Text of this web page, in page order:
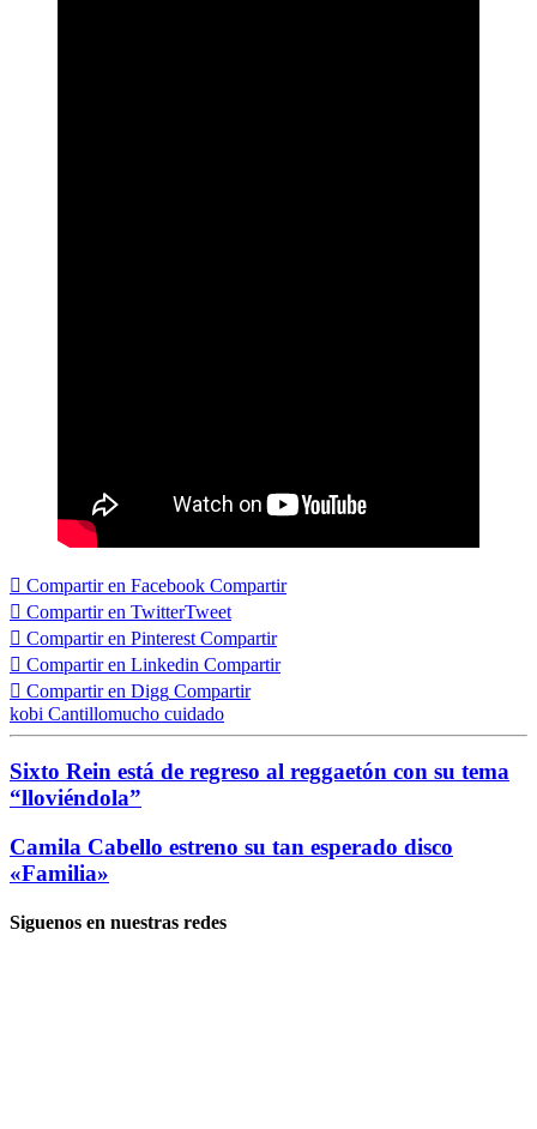
Compartir en Facebook Compartir
Compartir en TwitterTweet
Compartir en Pinterest Compartir
Compartir en Linkedin Compartir
Compartir en Digg Compartir
kobi Cantillomucho cuidado
Sixto Rein está de regreso al reggaetón con su tema
“lloviéndola”
Camila Cabello estreno su tan esperado disco
«Familia»
Siguenos en nuestras redes